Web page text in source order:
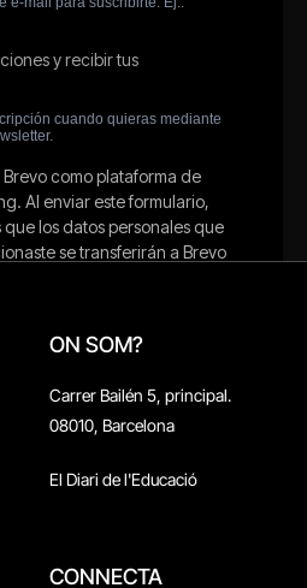
ON SOM?
Carrer Bailén 5, principal.
08010, Barcelona
El Diari de l'Educació
CONNECTA